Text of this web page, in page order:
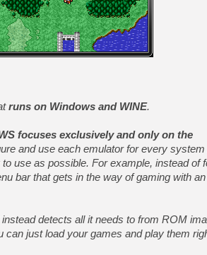
runs on Windows and WINE.
focuses exclusively and only on the
and use each emulator for every system
use as possible. For example, instead of
bar that gets in the way of gaming with an
detects all it needs to from ROM
just load your games and play them